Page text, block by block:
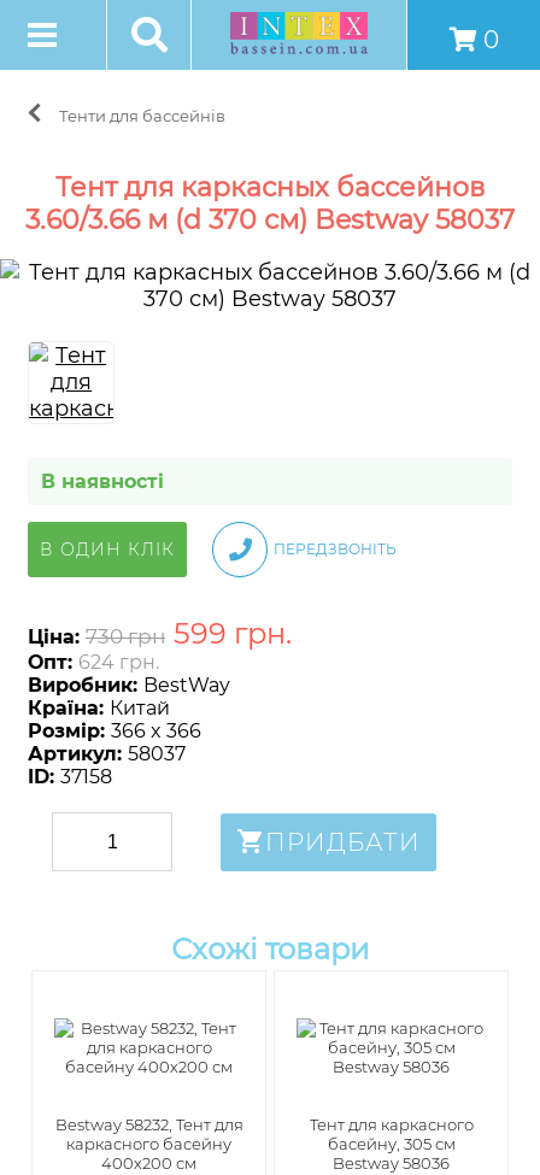
0
Тенти для бассейнів
Тент для каркасных бассейнов
3.60/3.66 м (d 370 см) Bestway 58037
В наявності
В ОДИН КЛІК ПЕРЕДЗВОНІТЬ
Ціна: 730 грн 599 грн.
Опт: 624 грн.
Виробник: BestWay
Країна: Китай
Розмір: 366 x 366
Артикул: 58037
ID: 37158
ПРИДБАТИ
Схожі товари
Bestway 58232, Тент для
каркасного басейну
400х200 см
Тент для каркасного
басейну, 305 см
Bestway 58036